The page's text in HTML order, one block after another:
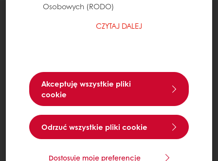
Osobowych (RODO)
CZYTAJ DALEJ
Akceptuję wszystkie pliki
cookie
Odrzuć wszystkie pliki cookie
Dostosuje moje preferencje
Wszystkie produkty
O Puratos
Status dużego przedsiębiorcy
Kontakty
Kariera
Speak Up - Odezwij się
Polityka prywatności RODO